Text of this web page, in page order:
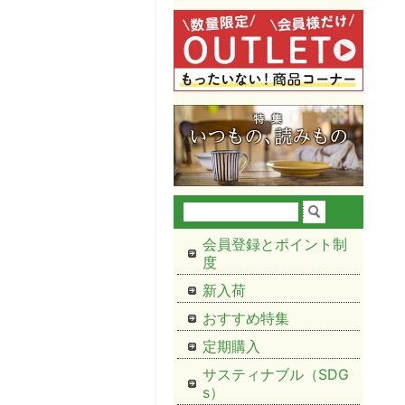
会員登録とポイント制
度
新入荷
おすすめ特集
定期購入
サスティナブル（SDG
s）